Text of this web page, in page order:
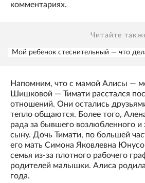
комментариях.
Читайте
Мой ребенок стеснительный — что
Напомним, что с мамой Алисы —
Шишковой — Тимати расстался
отношений. Они остались
тепло общаются. Более того,
рада за бывшего возлюбленного и
сыну. Дочь Тимати, по большей
его мать Симона Яковлевна
семья из-за плотного рабочего
родителей малышки. Алиса
года.